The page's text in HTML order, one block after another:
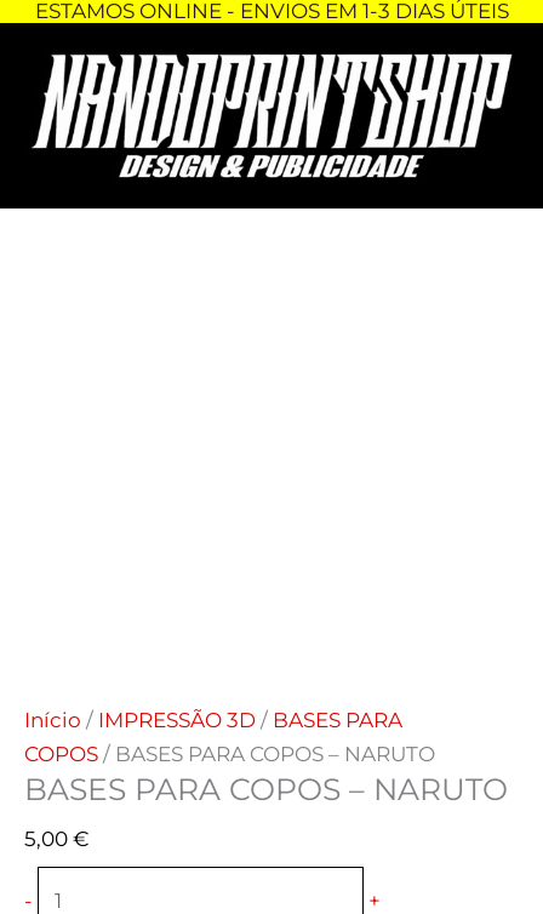
Skip
content
ESTAMOS ONLINE - ENVIOS EM 1-3 DIAS ÚTEIS
Início / IMPRESSÃO 3D / BASES PARA
COPOS / BASES PARA COPOS – NARUTO
BASES PARA COPOS – NARUTO
5,00 €
-
Quantidade
de
BASES
PARA
COPOS
+